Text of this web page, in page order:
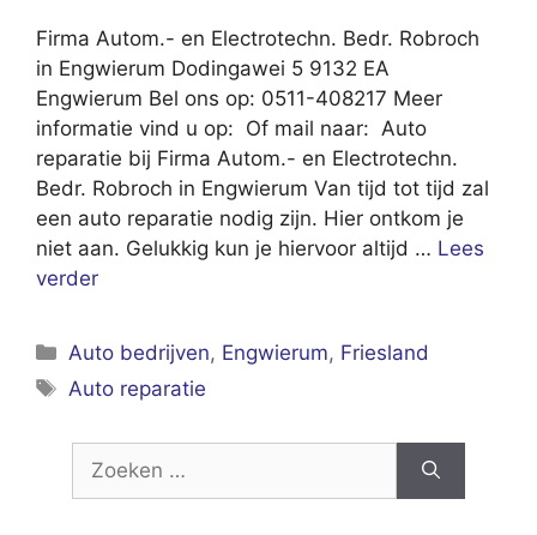
Firma Autom.- en Electrotechn. Bedr. Robroch
in Engwierum Dodingawei 5 9132 EA
Engwierum Bel ons op: 0511-408217 Meer
informatie vind u op: Of mail naar: Auto
reparatie bij Firma Autom.- en Electrotechn.
Bedr. Robroch in Engwierum Van tijd tot tijd zal
een auto reparatie nodig zijn. Hier ontkom je
niet aan. Gelukkig kun je hiervoor altijd … Lees
verder
Categorieën
Auto bedrijven, Engwierum, Friesland
Tags
Auto reparatie
Zoek